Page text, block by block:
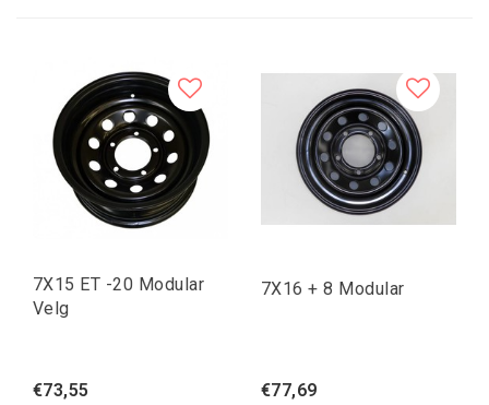
7X15 ET -20 Modular
Velg
€73,55
7X16 + 8 Modular
€77,69